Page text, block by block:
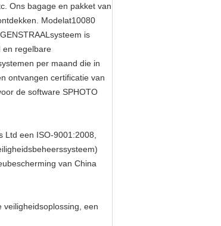
Ons bagage en pakket van
Modelat10080
is
en regelbare
per maand die in
ontvangen certificatie van
de software SPHOTO
Ltd een ISO-9001:2008,
van China
veiligheidsoplossing, een